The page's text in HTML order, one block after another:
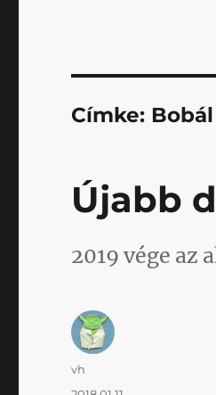
Címke:
Újabb
2019 vége az
Szerző
vh